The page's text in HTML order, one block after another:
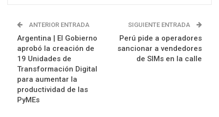
ANTERIOR ENTRADA
Argentina | El Gobierno
aprobó la creación de
19 Unidades de
Transformación Digital
para aumentar la
productividad de las
PyMEs
SIGUIENTE ENTRADA
Perú pide a operadores
sancionar a vendedores
de SIMs en la calle